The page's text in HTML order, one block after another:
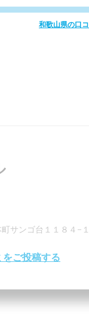
和歌山県の口
サンゴ台１１８４−
をご投稿する